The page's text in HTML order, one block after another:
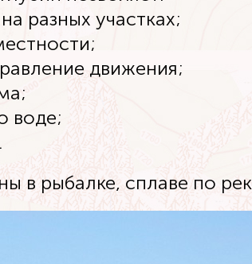
разных участках;
движения;
воде;
в рыбалке, сплаве по